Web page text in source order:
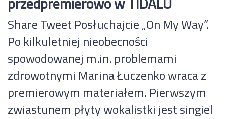
Share Tweet Posłuchajcie „On My Way”.
Po kilkuletniej nieobecności
spowodowanej m.in. problemami
zdrowotnymi Marina Łuczenko wraca z
premierowym materiałem. Pierwszym
zwiastunem płyty wokalistki jest singiel